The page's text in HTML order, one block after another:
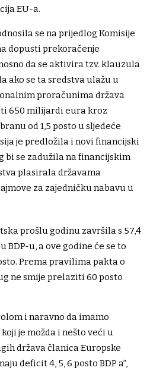
EU-a.
se na prijedlog Komisije
dopusti prekoračenje
da se aktivira tzv. klauzula
ako se ta sredstva ulažu u
proračunima država
650 milijardi eura kroz
od 1,5 posto u sljedeće
je predložila i novi financijski
bi se zadužila na financijskim
plasirala državama
za zajedničku nabavu u
prošlu godinu završila s 57,4
BDP-u, a ove godine će se to
Prema pravilima pakta o
ne smije prelaziti 60 posto
i naravno da imamo
je možda i nešto veći u
država članica Europske
deficit 4, 5, 6 posto BDP a”,